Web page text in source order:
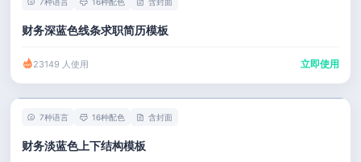
财务深蓝色线条求职简历模板
23149 人使用 立即使用
7种语言 16种配色 含封面
财务淡蓝色上下结构模板